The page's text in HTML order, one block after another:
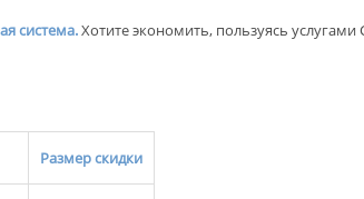
система.Хотите экономить, пользуясь
Размер скидки